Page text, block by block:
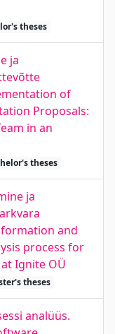
theses
ja
of
Proposals:
in an
theses
ja
formation and
process for
Ignite OÜ
theses
analüüs.